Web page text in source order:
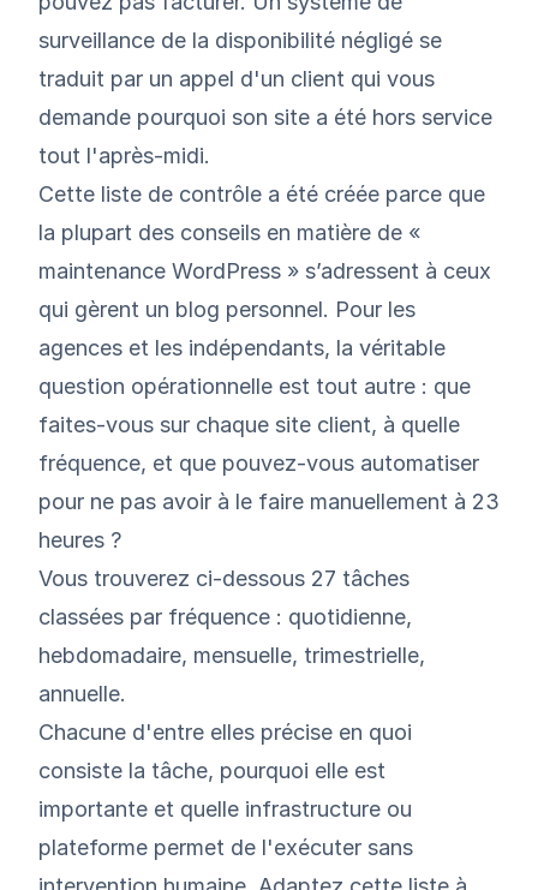
surveillance de la disponibilité négligé se
traduit par un appel d'un client qui vous
demande pourquoi son site a été hors service
tout l'après-midi.
Cette liste de contrôle a été créée parce que
la plupart des conseils en matière de «
maintenance WordPress » s’adressent à ceux
qui gèrent un blog personnel. Pour les
agences et les indépendants, la véritable
question opérationnelle est tout autre : que
faites-vous sur chaque site client, à quelle
fréquence, et que pouvez-vous automatiser
pour ne pas avoir à le faire manuellement à 23
heures ?
Vous trouverez ci-dessous 27 tâches
classées par fréquence : quotidienne,
hebdomadaire, mensuelle, trimestrielle,
annuelle.
Chacune d'entre elles précise en quoi
consiste la tâche, pourquoi elle est
importante et quelle infrastructure ou
plateforme permet de l'exécuter sans